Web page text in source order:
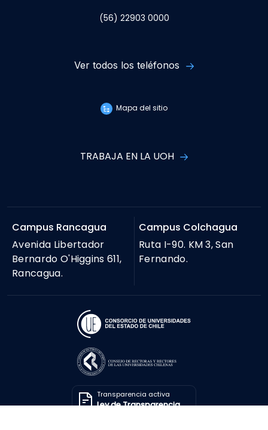
(56) 22903 0000
Ver todos los teléfonos
Mapa del sitio
TRABAJA EN LA UOH
Campus Rancagua
Avenida Libertador
Bernardo O'Higgins 611,
Rancagua.
Campus Colchagua
Ruta I-90. KM 3, San
Fernando.
Transparencia activa
Ley de Transparencia